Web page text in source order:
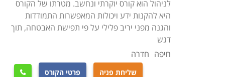
אישים. אלו נדרשים לכישורים גבוהים ומיוחדים בתחום.
במרבית המקרים, הם מגיעים מרקע צבאי עשיר ביחידות
צבאיות קרביות, יחידות מיוחדות, ותפקידי קצונה ביחידות
שדה. לחילופין, יכולים קציני בטחון להגיע מרקע של עבודות
כדוגמת משטרה, שב"כ וכו '.
לניהול הוא קורס יוקרתי ונחשב. מטרתו של הקורס
היא להקנות ידע ויכולות המאפשרות התמודדות
והגנה מפני יריב פלילי על פי תפישת האבטחה, תוך
דגש
חיפה חדרה
שליחת פניה פרטי הקורס 